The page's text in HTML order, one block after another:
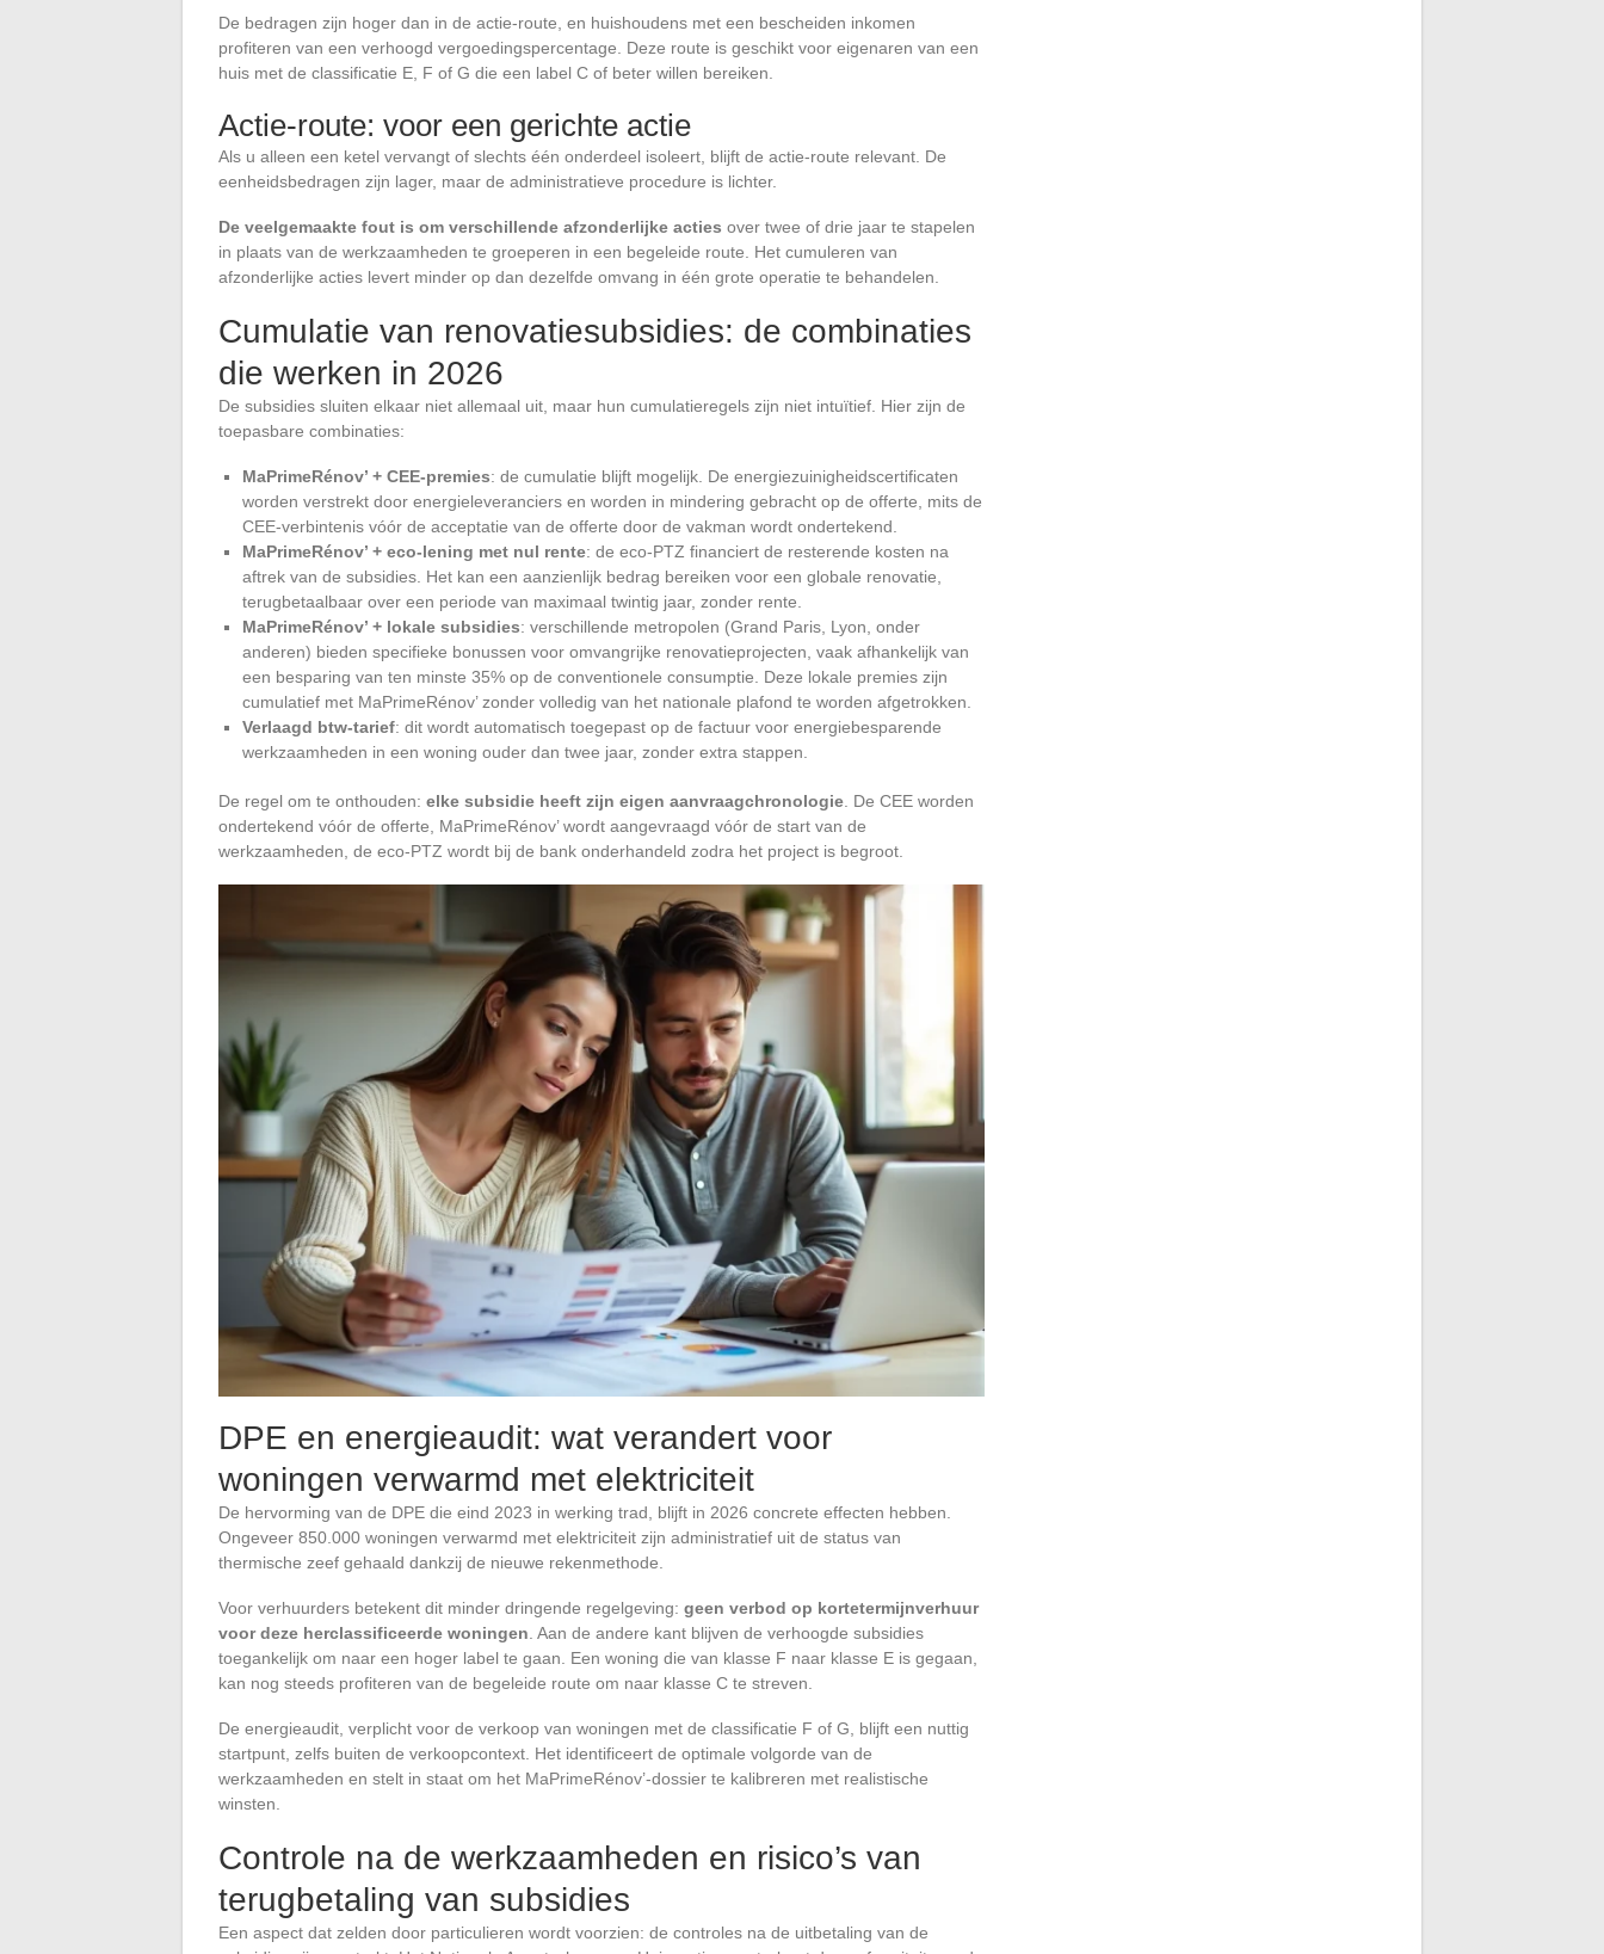
De bedragen zijn hoger dan in de actie-route, en huishoudens met een bescheiden inkomen
profiteren van een verhoogd vergoedingspercentage. Deze route is geschikt voor eigenaren van een
huis met de classificatie E, F of G die een label C of beter willen bereiken.
Actie-route: voor een gerichte actie
Als u alleen een ketel vervangt of slechts één onderdeel isoleert, blijft de actie-route relevant. De
eenheidsbedragen zijn lager, maar de administratieve procedure is lichter.
De veelgemaakte fout is om verschillende afzonderlijke acties over twee of drie jaar te stapelen
in plaats van de werkzaamheden te groeperen in een begeleide route. Het cumuleren van
afzonderlijke acties levert minder op dan dezelfde omvang in één grote operatie te behandelen.
Cumulatie van renovatiesubsidies: de combinaties
die werken in 2026
De subsidies sluiten elkaar niet allemaal uit, maar hun cumulatieregels zijn niet intuïtief. Hier zijn de
toepasbare combinaties:
MaPrimeRénov’ + CEE-premies: de cumulatie blijft mogelijk. De energiezuinigheidscertificaten
worden verstrekt door energieleveranciers en worden in mindering gebracht op de offerte, mits de
CEE-verbintenis vóór de acceptatie van de offerte door de vakman wordt ondertekend.
MaPrimeRénov’ + eco-lening met nul rente: de eco-PTZ financiert de resterende kosten na
aftrek van de subsidies. Het kan een aanzienlijk bedrag bereiken voor een globale renovatie,
terugbetaalbaar over een periode van maximaal twintig jaar, zonder rente.
MaPrimeRénov’ + lokale subsidies: verschillende metropolen (Grand Paris, Lyon, onder
anderen) bieden specifieke bonussen voor omvangrijke renovatieprojecten, vaak afhankelijk van
een besparing van ten minste 35% op de conventionele consumptie. Deze lokale premies zijn
cumulatief met MaPrimeRénov’ zonder volledig van het nationale plafond te worden afgetrokken.
Verlaagd btw-tarief: dit wordt automatisch toegepast op de factuur voor energiebesparende
werkzaamheden in een woning ouder dan twee jaar, zonder extra stappen.
De regel om te onthouden: elke subsidie heeft zijn eigen aanvraagchronologie. De CEE worden
ondertekend vóór de offerte, MaPrimeRénov’ wordt aangevraagd vóór de start van de
werkzaamheden, de eco-PTZ wordt bij de bank onderhandeld zodra het project is begroot.
DPE en energieaudit: wat verandert voor
woningen verwarmd met elektriciteit
De hervorming van de DPE die eind 2023 in werking trad, blijft in 2026 concrete effecten hebben.
Ongeveer 850.000 woningen verwarmd met elektriciteit zijn administratief uit de status van
thermische zeef gehaald dankzij de nieuwe rekenmethode.
Voor verhuurders betekent dit minder dringende regelgeving: geen verbod op kortetermijnverhuur
voor deze herclassificeerde woningen . Aan de andere kant blijven de verhoogde subsidies
toegankelijk om naar een hoger label te gaan. Een woning die van klasse F naar klasse E is gegaan,
kan nog steeds profiteren van de begeleide route om naar klasse C te streven.
De energieaudit, verplicht voor de verkoop van woningen met de classificatie F of G, blijft een nuttig
startpunt, zelfs buiten de verkoopcontext. Het identificeert de optimale volgorde van de
werkzaamheden en stelt in staat om het MaPrimeRénov’-dossier te kalibreren met realistische
winsten.
Controle na de werkzaamheden en risico’s van
terugbetaling van subsidies
Een aspect dat zelden door particulieren wordt voorzien: de controles na de uitbetaling van de